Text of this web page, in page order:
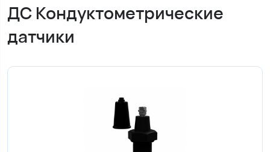
ДС Кондуктометрические
датчики